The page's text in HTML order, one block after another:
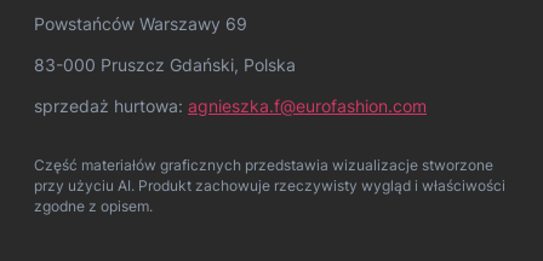
Powstańców Warszawy 69
83-000 Pruszcz Gdański, Polska
sprzedaż hurtowa: agnieszka.f@eurofashion.com
Część materiałów graficznych przedstawia wizualizacje stworzone
przy użyciu AI. Produkt zachowuje rzeczywisty wygląd i właściwości
zgodne z opisem.